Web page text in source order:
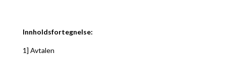
Innholdsfortegnelse:
1] Avtalen